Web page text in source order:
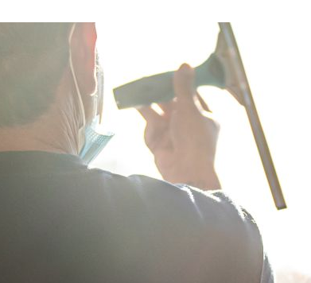
La promotion de vos
Cultiver son réseau
Le Club Partenaires
Je communique
Votre visibilité on-line clé en main
Vos kits de communication
Je vends
Votre boîte à outils « accélérez
J'améliore mes pratiques
Vos formations 100%